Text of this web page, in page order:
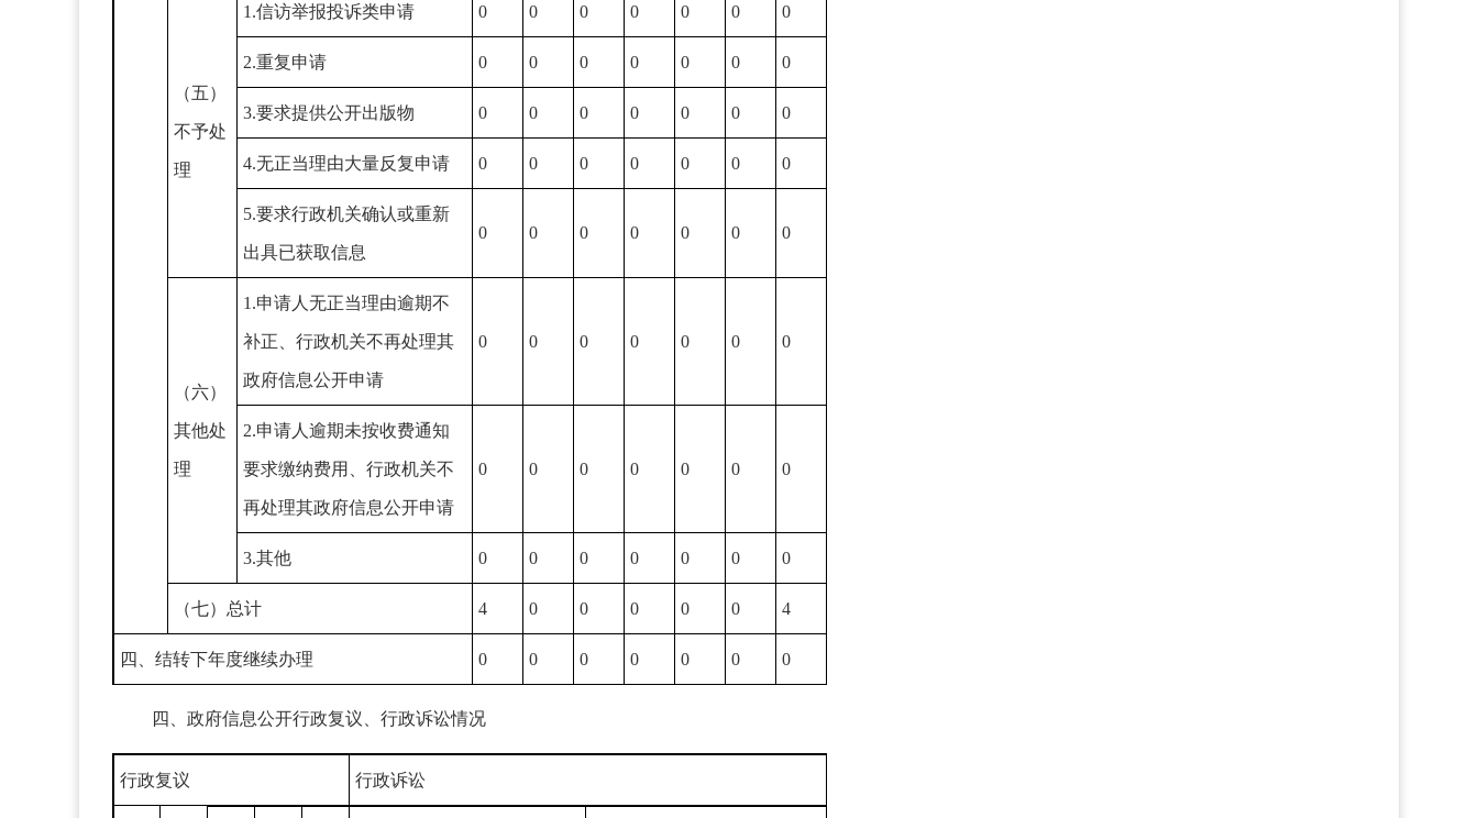
（五）
不予处
理
1.信访举报投诉类申请 0 0 0 0 0 0 0
2.重复申请 0 0 0 0 0 0 0
3.要求提供公开出版物 0 0 0 0 0 0 0
4.无正当理由大量反复申请 0 0 0 0 0 0 0
5.要求行政机关确认或重新
出具已获取信息
0 0 0 0 0 0 0
（六）
其他处
理
1.申请人无正当理由逾期不
补正、行政机关不再处理其
政府信息公开申请
0 0 0 0 0 0 0
2.申请人逾期未按收费通知
要求缴纳费用、行政机关不
再处理其政府信息公开申请
0 0 0 0 0 0 0
3.其他 0 0 0 0 0 0 0
（七）总计 4 0 0 0 0 0 4
四、结转下年度继续办理 0 0 0 0 0 0 0
四、政府信息公开行政复议、行政诉讼情况
行政复议 行政诉讼